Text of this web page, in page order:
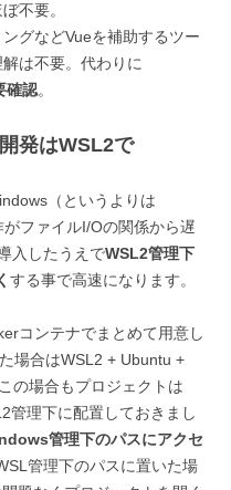
不要。
グなどVueを補助するツー
は不要。代わりに
確認。
発はWSL2で
（というよりは
ファイルI/Oの関係から遅
入したうえでWSL2管理下
する事で高速になります。
コンテナでまとめて用意し
場合はWSL2 + Ubuntu +
の場合もプロジェクトは
管理下に配置しておきまし
管理下のパスにアクセ
管理下のパスに置いた場